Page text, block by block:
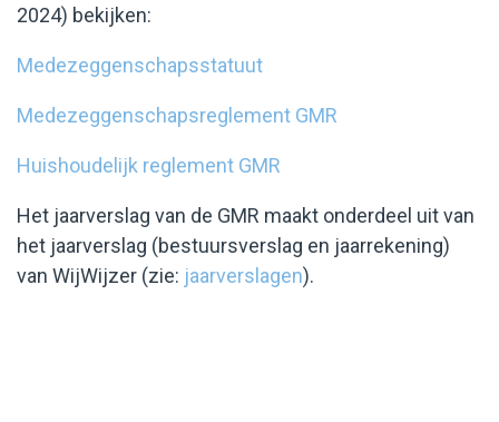
2024) bekijken:
Medezeggenschapsstatuut
Medezeggenschapsreglement GMR
Huishoudelijk reglement GMR
Het jaarverslag van de GMR maakt onderdeel uit van
het jaarverslag (bestuursverslag en jaarrekening)
van WijWijzer (zie: jaarverslagen).